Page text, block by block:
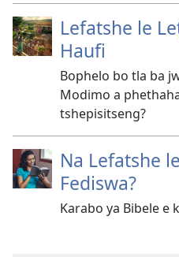
Lefatshe le
Haufi
Bophelo bo tla ba
Modimo a
tshepisitseng?
Na Lefatshe
Fediswa?
Karabo ya Bibele e